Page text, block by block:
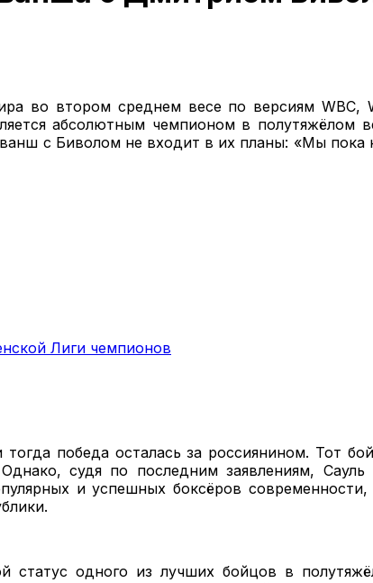
во втором среднем весе по версиям WBC,
абсолютным чемпионом в полутяжёлом
с Биволом не входит в их планы: «Мы пока
Лиги чемпионов
победа осталась за россиянином. Тот
судя по последним заявлениям, Сауль
и успешных боксёров
одного из лучших бойцов в